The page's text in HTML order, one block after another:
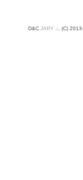
D&C JARY .: (C)